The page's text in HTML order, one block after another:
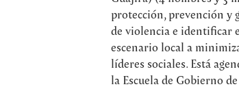
protección, prevención y
de violencia e identificar
escenario local a
líderes sociales. Está
la Escuela de Gobierno